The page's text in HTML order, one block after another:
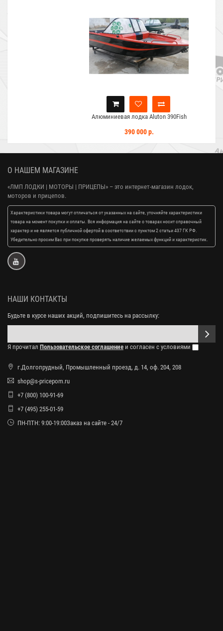
Алюминиевая лодка Aluton 390Fish
390 000 р.
О НАШЕМ МАГАЗИНЕ
«ЛМП ЛОДКИ | МОТОРЫ | ПРИЦЕПЫ» – это интернет-магазин лодок,
моторов и прицепов.
Характеристики товара могут отличаться от указанных на сайте, уточняйте характеристики
товара на момент покупки и оплаты. Вся информация на сайте о товарах носит справочный
характер и не является публичной офертой в соответствии с пунктом 2 статьи 437 ГК РФ.
Убедительно просим Вас при покупке проверять наличие желаемых функций и характеристик.
НАШИ КОНТАКТЫ
Будьте в курсе наших акций, подпишитесь на рассылку:
Я прочитал Пользовательское соглашение и согласен с условиями
г.Долгопрудный, Промышленный проезд, д. 14, оф. 204, 208
shop@s-pricepom.ru
+7 (800) 100-91-69
+7 (495) 255-01-59
ПН-ПТН: 9:00-19:00Заказ на сайте - 24/7